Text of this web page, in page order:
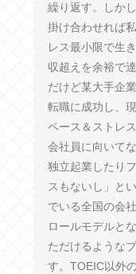
繰り返す。しか
掛け合わせれば
レス最小限で生
収超えを余裕で
だけど某大手企
転職に成功し、
ペース＆ストレ
会社員に向いて
独立起業したり
スもないし」と
でいる全国の会
ロールモデルと
ただけるような
す。TOEIC以外